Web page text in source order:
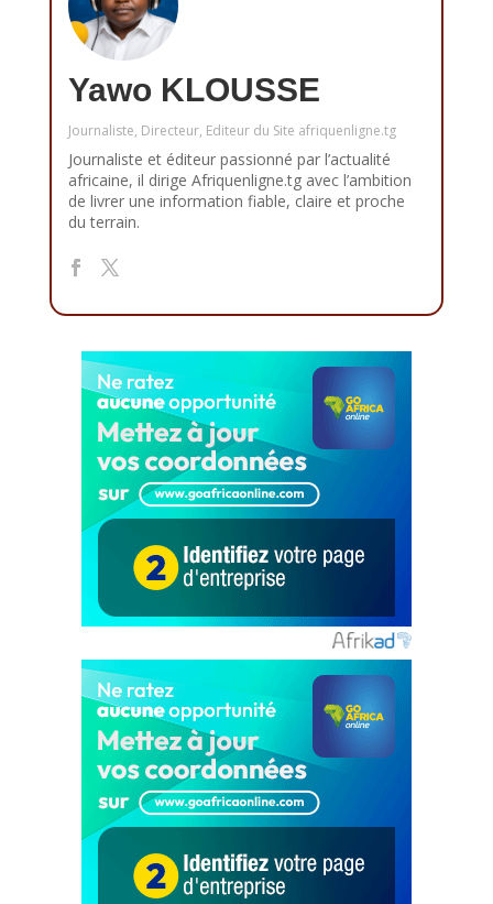
Yawo KLOUSSE
Journaliste, Directeur, Editeur du Site afriquenligne.tg
Journaliste et éditeur passionné par l’actualité
africaine, il dirige Afriquenligne.tg avec l’ambition
de livrer une information fiable, claire et proche
du terrain.